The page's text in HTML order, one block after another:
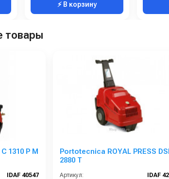
⚡ В корзину
товары
1310 P M
IDAF 40547
Portotecnica ROYAL PRESS
2880 T
Артикул:
IDAF